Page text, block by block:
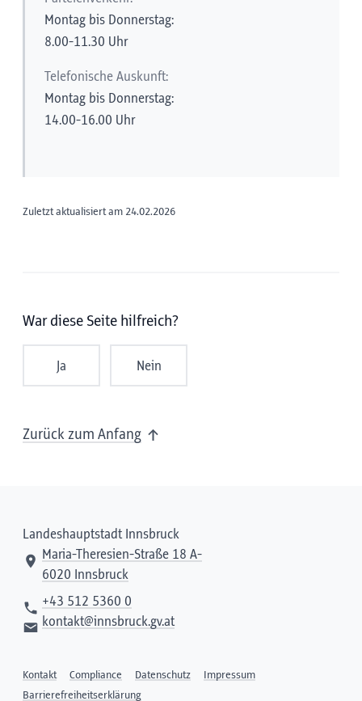
Montag bis Donnerstag:
8.00-11.30 Uhr
Telefonische Auskunft:
Montag bis Donnerstag:
14.00-16.00 Uhr
Zuletzt aktualisiert am 24.02.2026
War diese Seite hilfreich?
Ja Nein
Zurück zum Anfang
Landeshauptstadt Innsbruck
Maria-Theresien-Straße 18 A-
6020 Innsbruck
+43 512 5360 0
kontakt@innsbruck.gv.at
Kontakt Compliance Datenschutz
Impressum
Barrierefreiheitserklärung